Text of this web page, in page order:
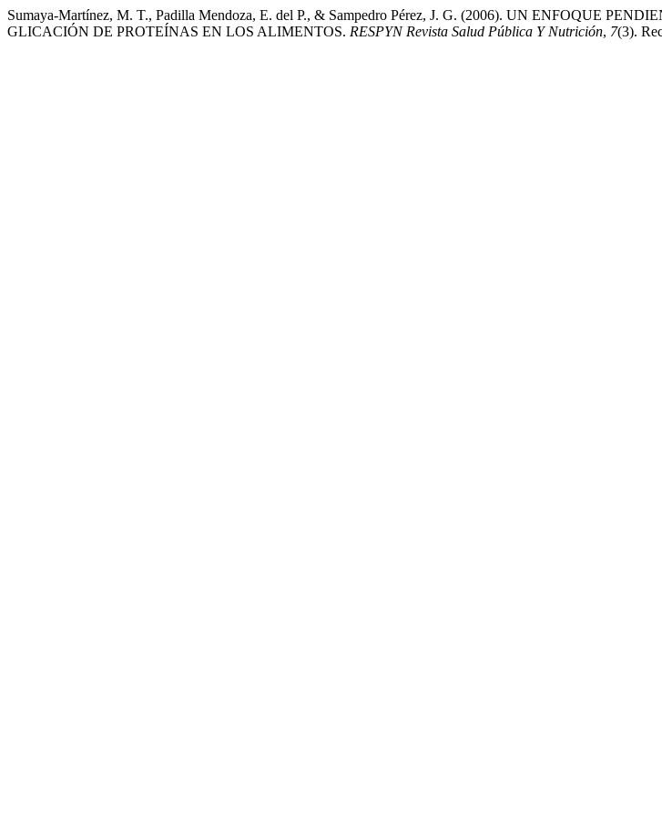
Sumaya-Martínez, M. T., Padilla Mendoza, E. del P., & Sampedro Pérez, J. G. (2006). UN ENFOQUE
GLICACIÓN DE PROTEÍNAS EN LOS ALIMENTOS. RESPYN Revista Salud Pública Y Nutrición, 7(3).